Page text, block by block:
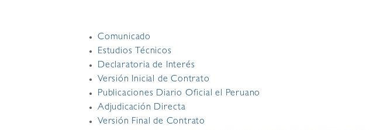
Comunicado
Estudios Técnicos
Declaratoria de Interés
Versión Inicial de Contrato
Publicaciones Diario Oficial el Peruano
Adjudicación Directa
Versión Final de Contrato